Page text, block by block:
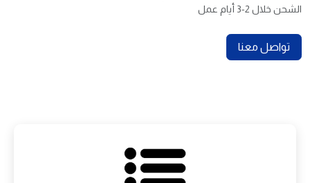
الشحن خلال 2-3 أيام عمل
تواصل معنا